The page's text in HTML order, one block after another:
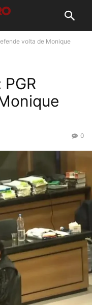
volta de Monique
0